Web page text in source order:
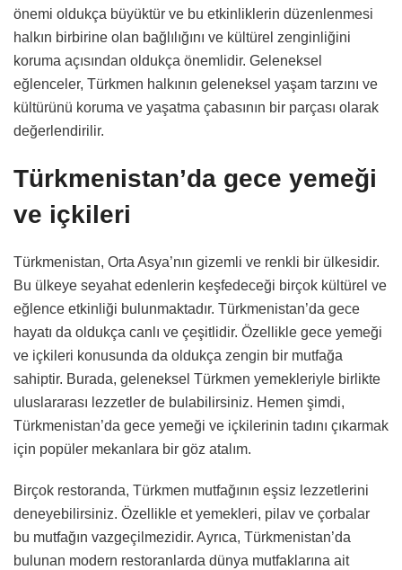
önemi oldukça büyüktür ve bu etkinliklerin düzenlenmesi
halkın birbirine olan bağlılığını ve kültürel zenginliğini
koruma açısından oldukça önemlidir. Geleneksel
eğlenceler, Türkmen halkının geleneksel yaşam tarzını ve
kültürünü koruma ve yaşatma çabasının bir parçası olarak
değerlendirilir.
Türkmenistan’da gece yemeği
ve içkileri
Türkmenistan, Orta Asya’nın gizemli ve renkli bir ülkesidir.
Bu ülkeye seyahat edenlerin keşfedeceği birçok kültürel ve
eğlence etkinliği bulunmaktadır. Türkmenistan’da gece
hayatı da oldukça canlı ve çeşitlidir. Özellikle gece yemeği
ve içkileri konusunda da oldukça zengin bir mutfağa
sahiptir. Burada, geleneksel Türkmen yemekleriyle birlikte
uluslararası lezzetler de bulabilirsiniz. Hemen şimdi,
Türkmenistan’da gece yemeği ve içkilerinin tadını çıkarmak
için popüler mekanlara bir göz atalım.
Birçok restoranda, Türkmen mutfağının eşsiz lezzetlerini
deneyebilirsiniz. Özellikle et yemekleri, pilav ve çorbalar
bu mutfağın vazgeçilmezidir. Ayrıca, Türkmenistan’da
bulunan modern restoranlarda dünya mutfaklarına ait